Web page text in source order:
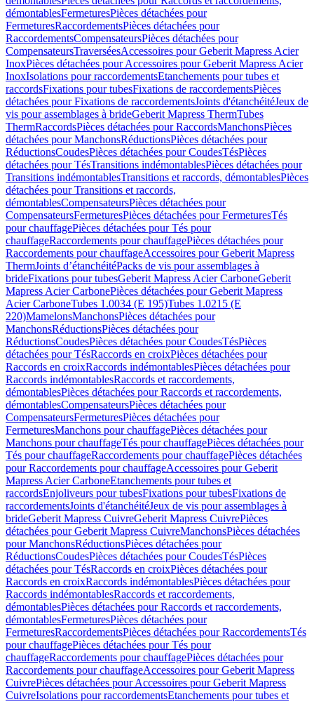
démontablesFermeturesPièces détachées pour
FermeturesRaccordementsPièces détachées pour
RaccordementsCompensateursPièces détachées pour
CompensateursTraverséesAccessoires pour Geberit Mapress Acier
InoxPièces détachées pour Accessoires pour Geberit Mapress Acier
InoxIsolations pour raccordementsEtanchements pour tubes et
raccordsFixations pour tubesFixations de raccordementsPièces
détachées pour Fixations de raccordementsJoints d'étanchéitéJeux de
vis pour assemblages à brideGeberit Mapress ThermTubes
ThermRaccordsPièces détachées pour RaccordsManchonsPièces
détachées pour ManchonsRéductionsPièces détachées pour
RéductionsCoudesPièces détachées pour CoudesTésPièces
détachées pour TésTransitions indémontablesPièces détachées pour
Transitions indémontablesTransitions et raccords, démontablesPièces
détachées pour Transitions et raccords,
démontablesCompensateursPièces détachées pour
CompensateursFermeturesPièces détachées pour FermeturesTés
pour chauffagePièces détachées pour Tés pour
chauffageRaccordements pour chauffagePièces détachées pour
Raccordements pour chauffageAccessoires pour Geberit Mapress
ThermJoints d’étanchéitéPacks de vis pour assemblages à
brideFixations pour tubesGeberit Mapress Acier CarboneGeberit
Mapress Acier CarbonePièces détachées pour Geberit Mapress
Acier CarboneTubes 1.0034 (E 195)Tubes 1.0215 (E
220)MamelonsManchonsPièces détachées pour
ManchonsRéductionsPièces détachées pour
RéductionsCoudesPièces détachées pour CoudesTésPièces
détachées pour TésRaccords en croixPièces détachées pour
Raccords en croixRaccords indémontablesPièces détachées pour
Raccords indémontablesRaccords et raccordements,
démontablesPièces détachées pour Raccords et raccordements,
démontablesCompensateursPièces détachées pour
CompensateursFermeturesPièces détachées pour
FermeturesManchons pour chauffagePièces détachées pour
Manchons pour chauffageTés pour chauffagePièces détachées pour
Tés pour chauffageRaccordements pour chauffagePièces détachées
pour Raccordements pour chauffageAccessoires pour Geberit
Mapress Acier CarboneEtanchements pour tubes et
raccordsEnjoliveurs pour tubesFixations pour tubesFixations de
raccordementsJoints d'étanchéitéJeux de vis pour assemblages à
brideGeberit Mapress CuivreGeberit Mapress CuivrePièces
détachées pour Geberit Mapress CuivreManchonsPièces détachées
pour ManchonsRéductionsPièces détachées pour
RéductionsCoudesPièces détachées pour CoudesTésPièces
détachées pour TésRaccords en croixPièces détachées pour
Raccords en croixRaccords indémontablesPièces détachées pour
Raccords indémontablesRaccords et raccordements,
démontablesPièces détachées pour Raccords et raccordements,
démontablesFermeturesPièces détachées pour
FermeturesRaccordementsPièces détachées pour RaccordementsTés
pour chauffagePièces détachées pour Tés pour
chauffageRaccordements pour chauffagePièces détachées pour
Raccordements pour chauffageAccessoires pour Geberit Mapress
CuivrePièces détachées pour Accessoires pour Geberit Mapress
CuivreIsolations pour raccordementsEtanchements pour tubes et